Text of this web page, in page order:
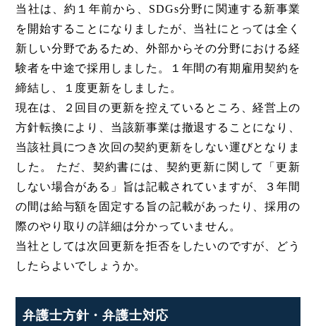
当社は、約１年前から、SDGs分野に関連する新事業
を開始することになりましたが、当社にとっては全く
新しい分野であるため、外部からその分野における経
験者を中途で採用しました。１年間の有期雇用契約を
締結し、１度更新をしました。
現在は、２回目の更新を控えているところ、経営上の
方針転換により、当該新事業は撤退することになり、
当該社員につき次回の契約更新をしない運びとなりま
した。 ただ、契約書には、契約更新に関して「更新
しない場合がある」旨は記載されていますが、３年間
の間は給与額を固定する旨の記載があったり、採用の
際のやり取りの詳細は分かっていません。
当社としては次回更新を拒否をしたいのですが、どう
したらよいでしょうか。
弁護士方針・弁護士対応